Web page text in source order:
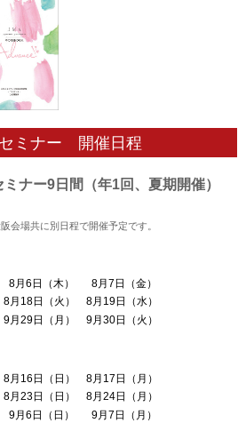
ミナー 開催日程
ナー9日間（年1回、夏期開催）
会場共に別日程で開催予定です。
8月6日（木）
8月7日（金）
8月18日（火）
8月19日（水）
9月29日（月） 9月30日（火）
8月16日（日）
8月17日（月）
8月23日（日）
8月24日（月）
9月6日（日） 9月7日（月）